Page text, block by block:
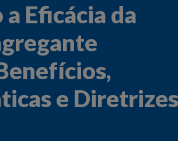
Eficácia da
e Diretrizes